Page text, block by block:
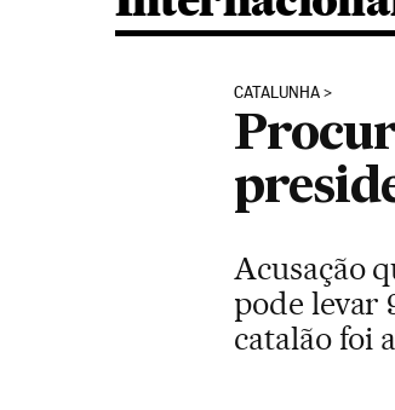
CATALUNHA
Acusação
pode levar
catalão foi